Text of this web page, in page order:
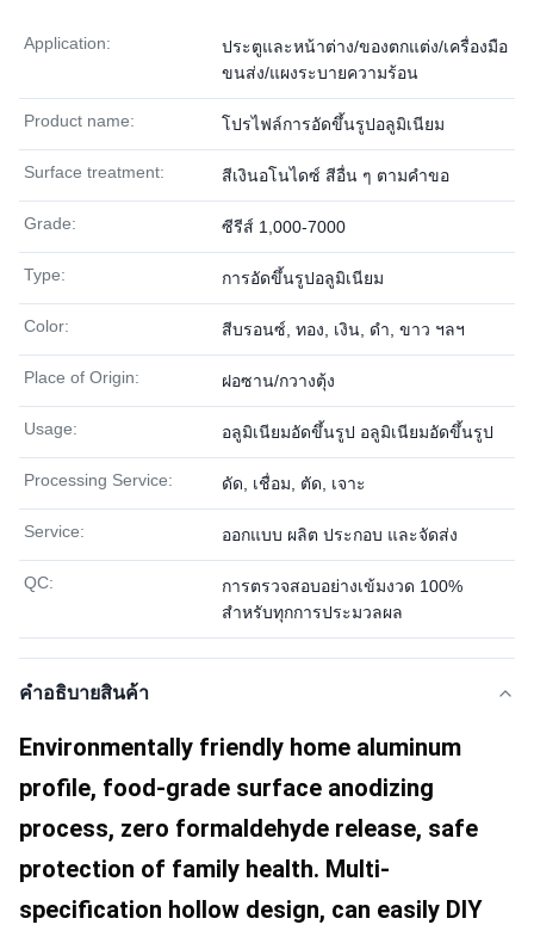
Application:
ประตูและหน้าต่าง/ของตกแต่ง/เครื่องมือ
ขนส่ง/แผงระบายความร้อน
Product name: โปรไฟล์การอัดขึ้นรูปอลูมิเนียม
Surface treatment: สีเงินอโนไดซ์ สีอื่น ๆ ตามคำขอ
Grade: ซีรีส์ 1,000-7000
Type: การอัดขึ้นรูปอลูมิเนียม
Color: สีบรอนซ์, ทอง, เงิน, ดำ, ขาว ฯลฯ
Place of Origin: ฝอซาน/กวางตุ้ง
Usage: อลูมิเนียมอัดขึ้นรูป อลูมิเนียมอัดขึ้นรูป
Processing Service: ดัด, เชื่อม, ตัด, เจาะ
Service: ออกแบบ ผลิต ประกอบ และจัดส่ง
QC:
การตรวจสอบอย่างเข้มงวด 100%
สำหรับทุกการประมวลผล
คําอธิบายสินค้า
Environmentally friendly home aluminum
profile, food-grade surface anodizing
process, zero formaldehyde release, safe
protection of family health. Multi-
specification hollow design, can easily DIY